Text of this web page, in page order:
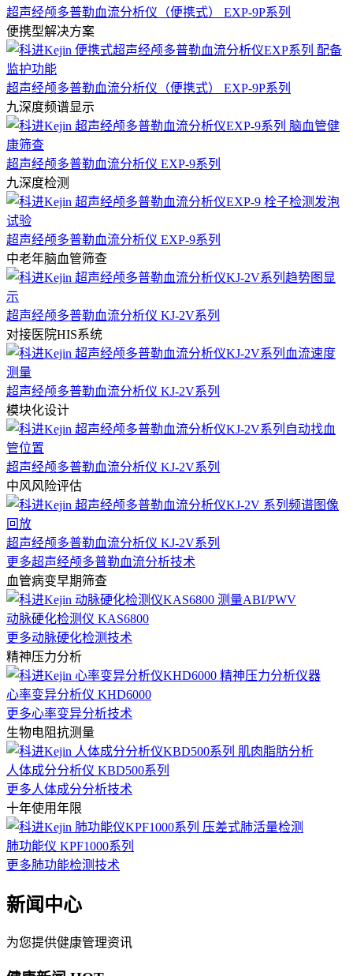
超声经颅多普勒血流分析仪（便携式） EXP-9P系列
便携型解决方案
超声经颅多普勒血流分析仪（便携式） EXP-9P系列
九深度频谱显示
超声经颅多普勒血流分析仪 EXP-9系列
九深度检测
超声经颅多普勒血流分析仪 EXP-9系列
中老年脑血管筛查
超声经颅多普勒血流分析仪 KJ-2V系列
对接医院HIS系统
超声经颅多普勒血流分析仪 KJ-2V系列
模块化设计
超声经颅多普勒血流分析仪 KJ-2V系列
中风风险评估
超声经颅多普勒血流分析仪 KJ-2V系列
更多超声经颅多普勒血流分析技术
血管病变早期筛查
动脉硬化检测仪 KAS6800
更多动脉硬化检测技术
精神压力分析
心率变异分析仪 KHD6000
更多心率变异分析技术
生物电阻抗测量
人体成分分析仪 KBD500系列
更多人体成分分析技术
十年使用年限
肺功能仪 KPF1000系列
更多肺功能检测技术
新闻中心
为您提供健康管理资讯